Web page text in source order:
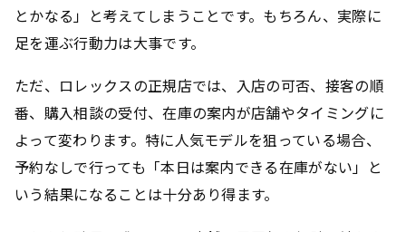
とかなる」と考えてしまうことです。もちろん、実際に
足を運ぶ行動力は大事です。
ただ、ロレックスの正規店では、入店の可否、接客の順
番、購入相談の受付、在庫の案内が店舗やタイミングに
よって変わります。特に人気モデルを狙っている場合、
予約なしで行っても「本日は案内できる在庫がない」と
いう結果になることは十分あり得ます。